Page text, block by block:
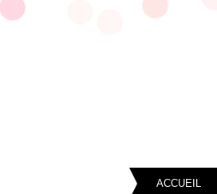
ACCUEIL